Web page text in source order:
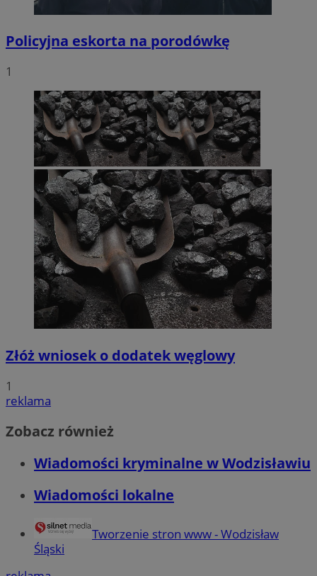
Policyjna eskorta na porodówkę
1
Złóż wniosek o dodatek węglowy
1
reklama
Zobacz również
Wiadomości kryminalne w Wodzisławiu
Wiadomości lokalne
Tworzenie stron www - Wodzisław
Śląski